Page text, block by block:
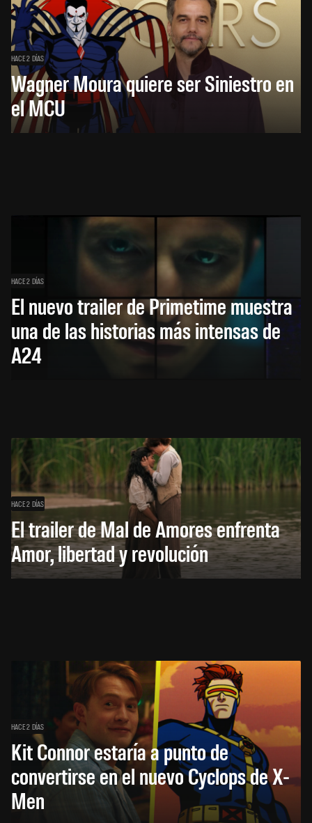
HACE 2 DÍAS
Wagner Moura quiere ser Siniestro en
el MCU
HACE 2 DÍAS
El nuevo trailer de Primetime muestra
una de las historias más intensas de
A24
HACE 2 DÍAS
El trailer de Mal de Amores enfrenta
Amor, libertad y revolución
HACE 2 DÍAS
Kit Connor estaría a punto de
convertirse en el nuevo Cyclops de X-
Men